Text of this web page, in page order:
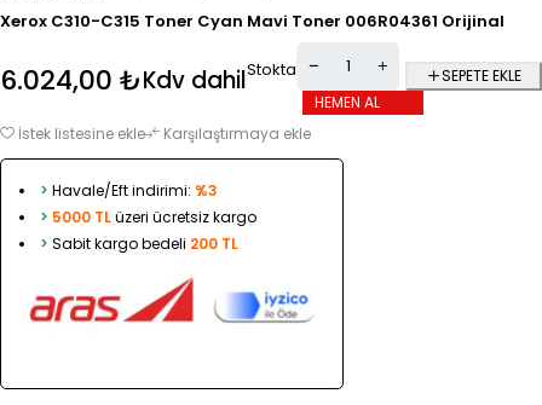
Xerox C310-C315 Toner Cyan Mavi Toner 006R04361 Orijinal
6.024,00 ₺Kdv dahilStokta
SEPETE EKLE
HEMEN AL
İstek listesine ekle
Karşılaştırmaya ekle
> Havale/Eft indirimi: %3
> 5000 TLüzeri ücretsiz kargo
> Sabit kargo bedeli 200 TL